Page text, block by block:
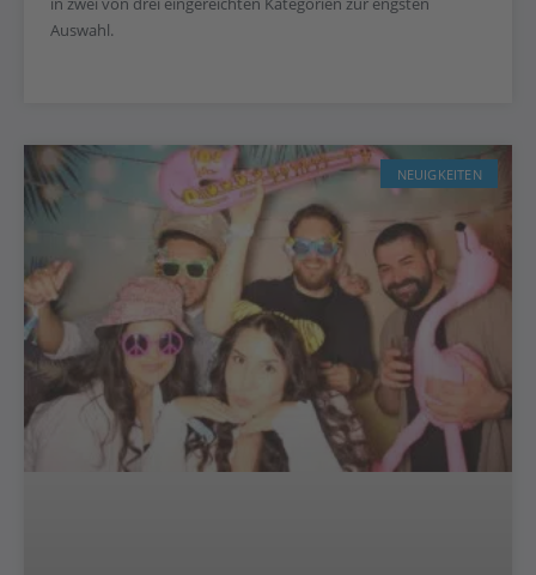
Auswahl.
NEUIGKEITEN